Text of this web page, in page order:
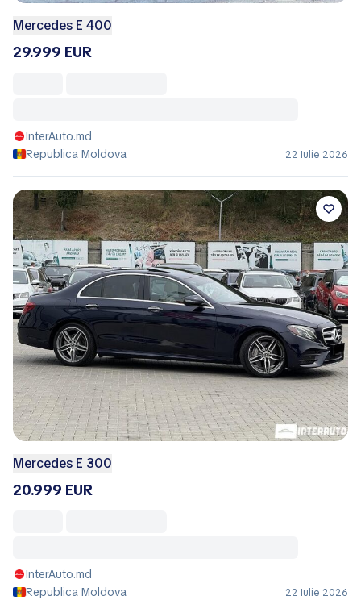
Mercedes E 400
29.999 EUR
InterAuto.md
Republica Moldova
22 Iulie 2026
Mercedes E 300
20.999 EUR
InterAuto.md
Republica Moldova
22 Iulie 2026